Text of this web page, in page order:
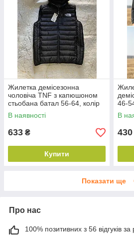
Жилетка демісезонна
чоловіча TNF з капюшоном
стьобана батал 56-64, колір
чорний
В наявності
633 ₴
Купити
46-
В
430
Показати ще
Про нас
100% позитивних з 56 відгуків за